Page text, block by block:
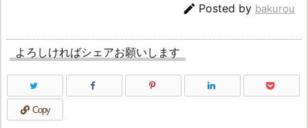
 Posted by bakurou
よろしければシェアお願いします
Copy